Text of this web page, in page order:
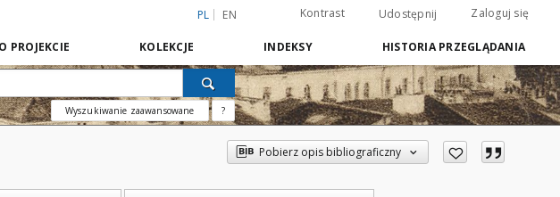
PL EN Kontrast Udostępnij Zaloguj się
O PROJEKCIE KOLEKCJE INDEKSY HISTORIA PRZEGLĄDANIA
Wyszukiwanie zaawansowane ?
Pobierz opis bibliograficzny